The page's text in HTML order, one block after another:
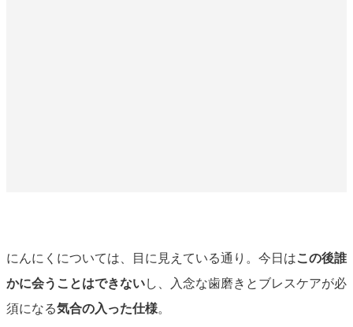
にんにくについては、目に見えている通り。今日はこの後誰
かに会うことはできないし、入念な歯磨きとブレスケアが必
須になる気合の入った仕様。